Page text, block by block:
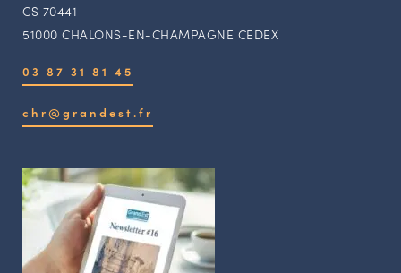
CS 70441
51000 CHALONS-EN-CHAMPAGNE CEDEX
03 87 31 81 45
chr@grandest.fr